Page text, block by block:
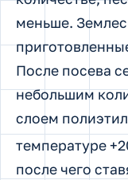
меньше.
После посева
небольшим
слоем
температуре
после чего